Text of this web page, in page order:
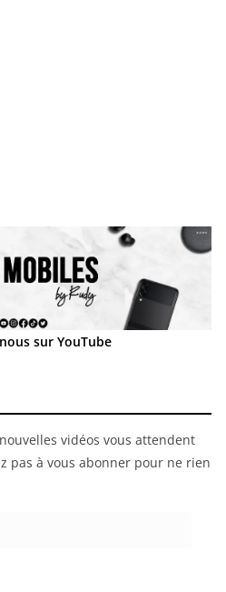
sur YouTube
vidéos vous attendent
pas à vous abonner pour ne rien